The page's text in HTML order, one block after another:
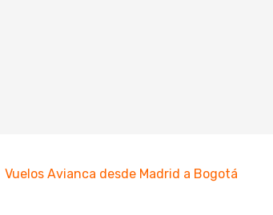
Vuelos Avianca desde Madrid a Bogotá